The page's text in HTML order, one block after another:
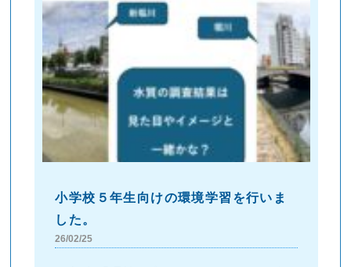
小学校５年生向けの環境学習を行いま
した。
26/02/25